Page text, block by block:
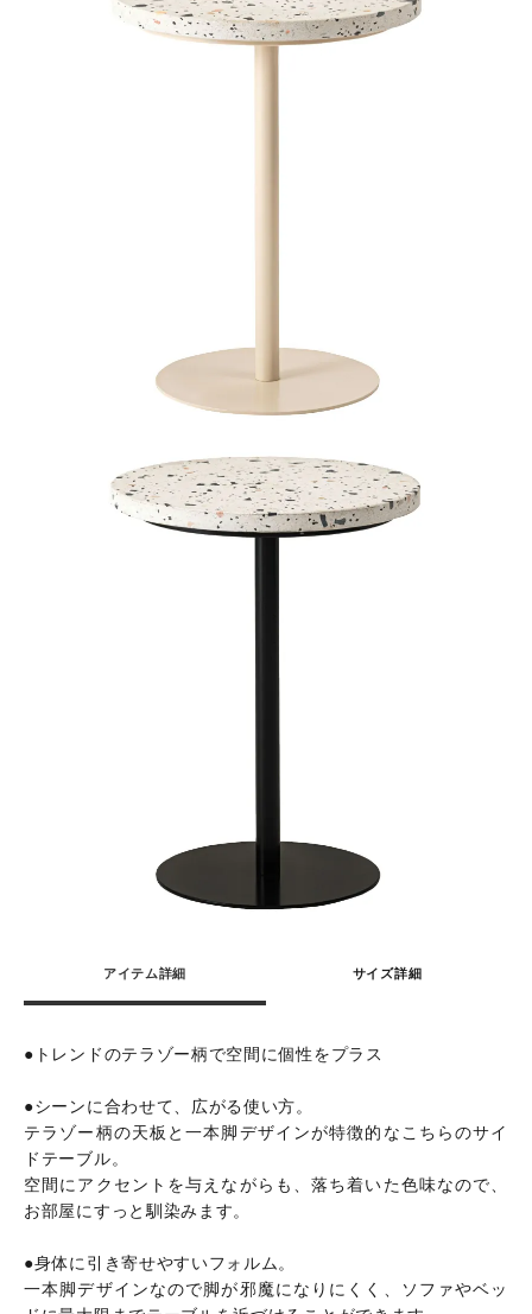
アイテム詳細 サイズ詳細
●トレンドのテラゾー柄で空間に個性をプラス
●シーンに合わせて、広がる使い方。
テラゾー柄の天板と一本脚デザインが特徴的なこちらのサイ
ドテーブル。
空間にアクセントを与えながらも、落ち着いた色味なので、
お部屋にすっと馴染みます。
●身体に引き寄せやすいフォルム。
一本脚デザインなので脚が邪魔になりにくく、ソファやベッ